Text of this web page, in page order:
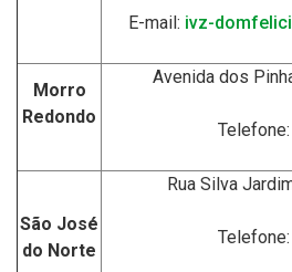
E-mail: ivz-
Morro
Redondo
Avenida dos
São José
do Norte
Rua Silva